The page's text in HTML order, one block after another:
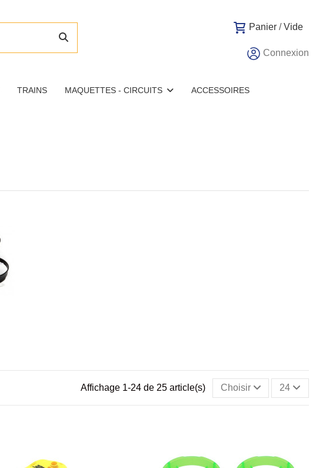
Panier /Vide
Connexion
TRAINS MAQUETTES - CIRCUITS ACCESSOIRES
Affichage 1-24 de 25 article(s) Choisir 24